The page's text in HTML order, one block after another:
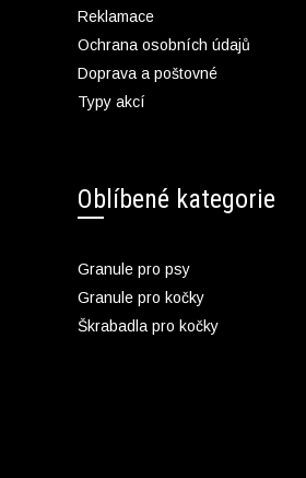
Reklamace
Ochrana osobních údajů
Doprava a poštovné
Typy akcí
Oblíbené kategorie
Granule pro psy
Granule pro kočky
Škrabadla pro kočky